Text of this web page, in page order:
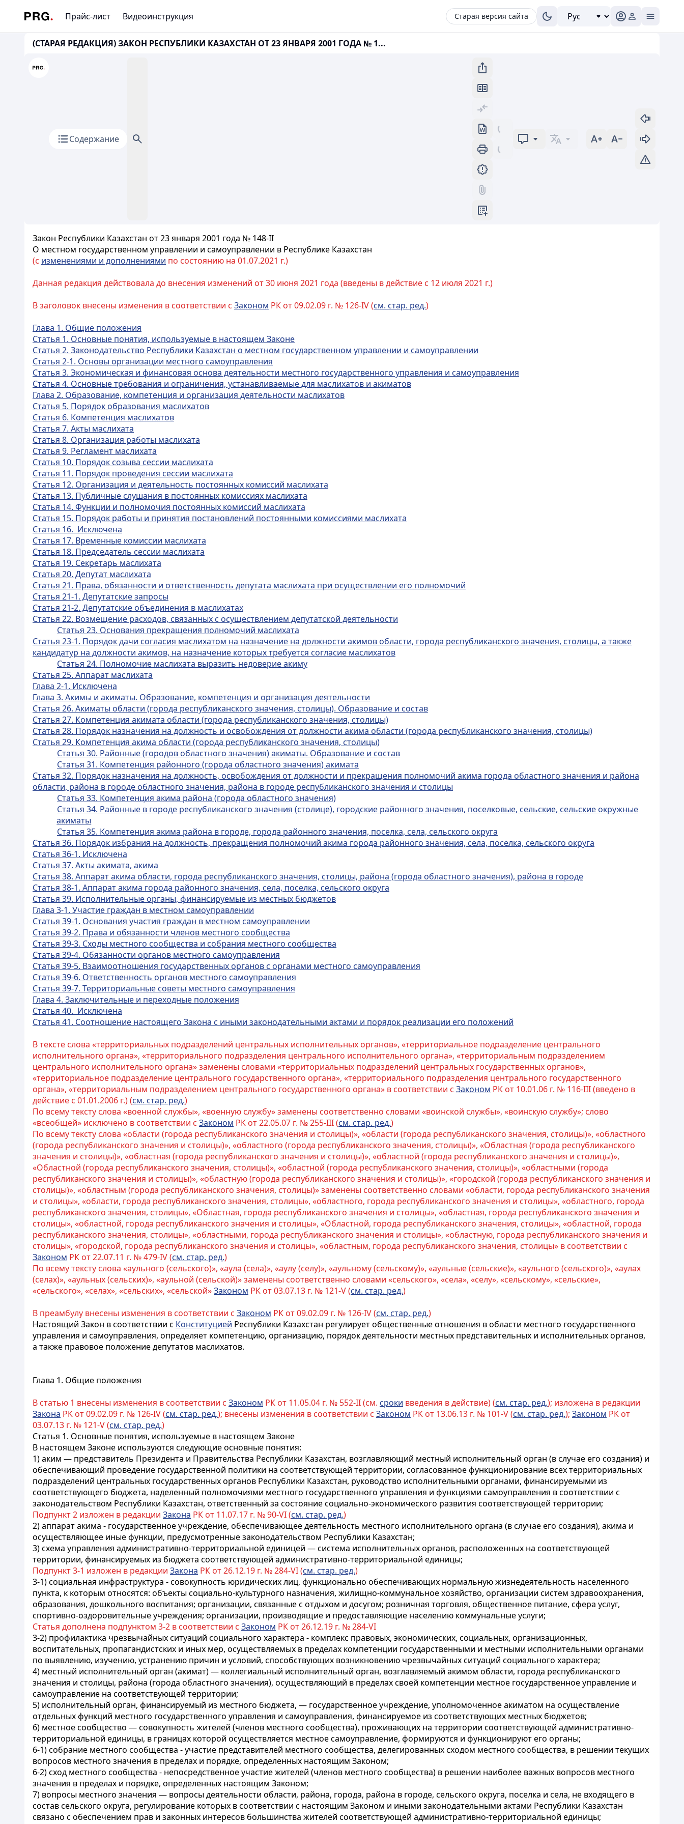
Прайс-лист Видеоинструкция Старая версия сайта
(СТАРАЯ РЕДАКЦИЯ) ЗАКОН РЕСПУБЛИКИ КАЗАХСТАН ОТ 23 ЯНВАРЯ 2001 ГОДА № 1...
Содержание
Закон Республики Казахстан от 23 января 2001 года № 148-II
О местном государственном управлении и самоуправлении в Республике Казахстан
(с изменениями и дополнениями по состоянию на 01.07.2021 г.)
Данная редакция действовала до внесения изменений от 30 июня 2021 года (введены в действие с 12 июля 2021 г.)
В заголовок внесены изменения в соответствии с Законом РК от 09.02.09 г. № 126-IV (см. стар. ред.)
Глава 1. Общие положения
Статья 1. Основные понятия, используемые в настоящем Законе
Статья 2. Законодательство Республики Казахстан о местном государственном управлении и самоуправлении
Статья 2-1. Основы организации местного самоуправления
Статья 3. Экономическая и финансовая основа деятельности местного государственного управления и самоуправления
Статья 4. Основные требования и ограничения, устанавливаемые для маслихатов и акиматов
Глава 2. Образование, компетенция и организация деятельности маслихатов
Статья 5. Порядок образования маслихатов
Статья 6. Компетенция маслихатов
Статья 7. Акты маслихата
Статья 8. Организация работы маслихата
Статья 9. Регламент маслихата
Статья 10. Порядок созыва сессии маслихата
Статья 11. Порядок проведения сессии маслихата
Статья 12. Организация и деятельность постоянных комиссий маслихата
Статья 13. Публичные слушания в постоянных комиссиях маслихата
Статья 14. Функции и полномочия постоянных комиссий маслихата
Статья 15. Порядок работы и принятия постановлений постоянными комиссиями маслихата
Статья 16. Исключена
Статья 17. Временные комиссии маслихата
Статья 18. Председатель сессии маслихата
Статья 19. Секретарь маслихата
Статья 20. Депутат маслихата
Статья 21. Права, обязанности и ответственность депутата маслихата при осуществлении его полномочий
Статья 21-1. Депутатские запросы
Статья 21-2. Депутатские объединения в маслихатах
Статья 22. Возмещение расходов, связанных с осуществлением депутатской деятельности
Статья 23. Основания прекращения полномочий маслихата
Статья 23-1. Порядок дачи согласия маслихатом на назначение на должности акимов области, города республиканского значения, столицы, а также
кандидатур на должности акимов, на назначение которых требуется согласие маслихатов
Статья 24. Полномочие маслихата выразить недоверие акиму
Статья 25. Аппарат маслихата
Глава 2-1. Исключена
Глава 3. Акимы и акиматы. Образование, компетенция и организация деятельности
Статья 26. Акиматы области (города республиканского значения, столицы). Образование и состав
Статья 27. Компетенция акимата области (города республиканского значения, столицы)
Статья 28. Порядок назначения на должность и освобождения от должности акима области (города республиканского значения, столицы)
Статья 29. Компетенция акима области (города республиканского значения, столицы)
Статья 30. Районные (городов областного значения) акиматы. Образование и состав
Статья 31. Компетенция районного (города областного значения) акимата
Статья 32. Порядок назначения на должность, освобождения от должности и прекращения полномочий акима города областного значения и района
области, района в городе областного значения, района в городе республиканского значения и столицы
Статья 33. Компетенция акима района (города областного значения)
Статья 34. Районные в городе республиканского значения (столице), городские районного значения, поселковые, сельские, сельские окружные
акиматы
Статья 35. Компетенция акима района в городе, города районного значения, поселка, села, сельского округа
Статья 36. Порядок избрания на должность, прекращения полномочий акима города районного значения, села, поселка, сельского округа
Статья 36-1. Исключена
Статья 37. Акты акимата, акима
Статья 38. Аппарат акима области, города республиканского значения, столицы, района (города областного значения), района в городе
Статья 38-1. Аппарат акима города районного значения, села, поселка, сельского округа
Статья 39. Исполнительные органы, финансируемые из местных бюджетов
Глава 3-1. Участие граждан в местном самоуправлении
Статья 39-1. Основания участия граждан в местном самоуправлении
Статья 39-2. Права и обязанности членов местного сообщества
Статья 39-3. Сходы местного сообщества и собрания местного сообщества
Статья 39-4. Обязанности органов местного самоуправления
Статья 39-5. Взаимоотношения государственных органов с органами местного самоуправления
Статья 39-6. Ответственность органов местного самоуправления
Статья 39-7. Территориальные советы местного самоуправления
Глава 4. Заключительные и переходные положения
Статья 40. Исключена
Статья 41. Соотношение настоящего Закона с иными законодательными актами и порядок реализации его положений
В тексте слова «территориальных подразделений центральных исполнительных органов», «территориальное подразделение центрального
исполнительного органа», «территориального подразделения центрального исполнительного органа», «территориальным подразделением
центрального исполнительного органа» заменены словами «территориальных подразделений центральных государственных органов»,
«территориальное подразделение центрального государственного органа», «территориального подразделения центрального государственного
органа», «территориальным подразделением центрального государственного органа» в соответствии с Законом РК от 10.01.06 г. № 116-III (введено в
действие с 01.01.2006 г.) (см. стар. ред.)
По всему тексту слова «военной службы», «военную службу» заменены соответственно словами «воинской службы», «воинскую службу»; слово
«всеобщей» исключено в соответствии с Законом РК от 22.05.07 г. № 255-III (см. стар. ред.)
По всему тексту слова «области (города республиканского значения и столицы)», «области (города республиканского значения, столицы)», «областного
(города республиканского значения и столицы)», «областного (города республиканского значения, столицы)», «Областная (города республиканского
значения и столицы)», «областная (города республиканского значения и столицы)», «областной (города республиканского значения и столицы)»,
«Областной (города республиканского значения, столицы)», «областной (города республиканского значения, столицы)», «областными (города
республиканского значения и столицы)», «областную (города республиканского значения и столицы)», «городской (города республиканского значения и
столицы)», «областным (города республиканского значения, столицы)» заменены соответственно словами «области, города республиканского значения
и столицы», «области, города республиканского значения, столицы», «областного, города республиканского значения и столицы», «областного, города
республиканского значения, столицы», «Областная, города республиканского значения и столицы», «областная, города республиканского значения и
столицы», «областной, города республиканского значения и столицы», «Областной, города республиканского значения, столицы», «областной, города
республиканского значения, столицы», «областными, города республиканского значения и столицы», «областную, города республиканского значения и
столицы», «городской, города республиканского значения и столицы», «областным, города республиканского значения, столицы» в соответствии с
Законом РК от 22.07.11 г. № 479-IV (см. стар. ред.)
По всему тексту слова «аульного (сельского)», «аула (села)», «аулу (селу)», «аульному (сельскому)», «аульные (сельские)», «аульного (сельского)», «аулах
(селах)», «аульных (сельских)», «аульной (сельской)» заменены соответственно словами «сельского», «села», «селу», «сельскому», «сельские»,
«сельского», «селах», «сельских», «сельской»Законом РК от 03.07.13 г. № 121-V (см. стар. ред.)
В преамбулу внесены изменения в соответствии с Законом РК от 09.02.09 г. № 126-IV (см. стар. ред.)
Настоящий Закон в соответствии с Конституцией Республики Казахстан регулирует общественные отношения в области местного государственного
управления и самоуправления, определяет компетенцию, организацию, порядок деятельности местных представительных и исполнительных органов,
а также правовое положение депутатов маслихатов.
Глава 1. Общие положения
В статью 1 внесены изменения в соответствии с Законом РК от 11.05.04 г. № 552-II (см. сроки введения в действие) (см. стар. ред.); изложена в редакции
Закона РК от 09.02.09 г. № 126-IV (см. стар. ред.); внесены изменения в соответствии с Законом РК от 13.06.13 г. № 101-V (см. стар. ред.); Законом РК от
03.07.13 г. № 121-V (см. стар. ред.)
Статья 1. Основные понятия, используемые в настоящем Законе
В настоящем Законе используются следующие основные понятия:
1) аким — представитель Президента и Правительства Республики Казахстан, возглавляющий местный исполнительный орган (в случае его создания) и
обеспечивающий проведение государственной политики на соответствующей территории, согласованное функционирование всех территориальных
подразделений центральных государственных органов Республики Казахстан, руководство исполнительными органами, финансируемыми из
соответствующего бюджета, наделенный полномочиями местного государственного управления и функциями самоуправления в соответствии с
законодательством Республики Казахстан, ответственный за состояние социально-экономического развития соответствующей территории;
Подпункт 2 изложен в редакции Закона РК от 11.07.17 г. № 90-VI (см. стар. ред.)
2) аппарат акима - государственное учреждение, обеспечивающее деятельность местного исполнительного органа (в случае его создания), акима и
осуществляющее иные функции, предусмотренные законодательством Республики Казахстан;
3) схема управления административно-территориальной единицей — система исполнительных органов, расположенных на соответствующей
территории, финансируемых из бюджета соответствующей административно-территориальной единицы;
Подпункт 3-1 изложен в редакции Закона РК от 26.12.19 г. № 284-VI (см. стар. ред.)
3-1) социальная инфраструктура - совокупность юридических лиц, функционально обеспечивающих нормальную жизнедеятельность населенного
пункта, к которым относятся: объекты социально-культурного назначения, жилищно-коммунальное хозяйство, организации систем здравоохранения,
образования, дошкольного воспитания; организации, связанные с отдыхом и досугом; розничная торговля, общественное питание, сфера услуг,
спортивно-оздоровительные учреждения; организации, производящие и предоставляющие населению коммунальные услуги;
Статья дополнена подпунктом 3-2 в соответствии с Законом РК от 26.12.19 г. № 284-VI
3-2) профилактика чрезвычайных ситуаций социального характера - комплекс правовых, экономических, социальных, организационных,
воспитательных, пропагандистских и иных мер, осуществляемых в пределах компетенции государственными и местными исполнительными органами
по выявлению, изучению, устранению причин и условий, способствующих возникновению чрезвычайных ситуаций социального характера;
4) местный исполнительный орган (акимат) — коллегиальный исполнительный орган, возглавляемый акимом области, города республиканского
значения и столицы, района (города областного значения), осуществляющий в пределах своей компетенции местное государственное управление и
самоуправление на соответствующей территории;
5) исполнительный орган, финансируемый из местного бюджета, — государственное учреждение, уполномоченное акиматом на осуществление
отдельных функций местного государственного управления и самоуправления, финансируемое из соответствующих местных бюджетов;
6) местное сообщество — совокупность жителей (членов местного сообщества), проживающих на территории соответствующей административно-
территориальной единицы, в границах которой осуществляется местное самоуправление, формируются и функционируют его органы;
6-1) собрание местного сообщества - участие представителей местного сообщества, делегированных сходом местного сообщества, в решении текущих
вопросов местного значения в пределах и порядке, определенных настоящим Законом;
6-2) сход местного сообщества - непосредственное участие жителей (членов местного сообщества) в решении наиболее важных вопросов местного
значения в пределах и порядке, определенных настоящим Законом;
7) вопросы местного значения — вопросы деятельности области, района, города, района в городе, сельского округа, поселка и села, не входящего в
состав сельского округа, регулирование которых в соответствии с настоящим Законом и иными законодательными актами Республики Казахстан
связано с обеспечением прав и законных интересов большинства жителей соответствующей административно-территориальной единицы;